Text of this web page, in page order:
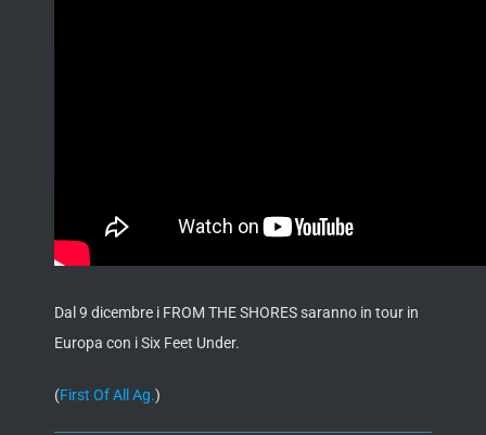
Dal 9 dicembre i FROM THE SHORES saranno in tour in
Europa con i Six Feet Under.
(First Of All Ag.)